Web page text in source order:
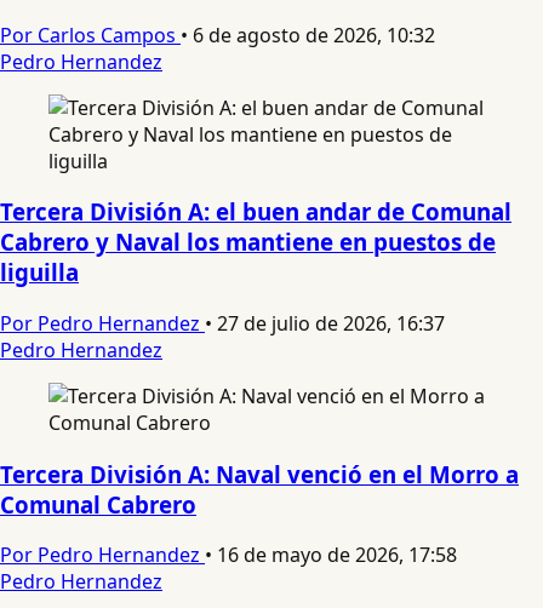
Por Carlos Campos • 6 de agosto de 2026, 10:32
Pedro Hernandez
Tercera División A: el buen andar de Comunal
Cabrero y Naval los mantiene en puestos de
liguilla
Por Pedro Hernandez • 27 de julio de 2026, 16:37
Pedro Hernandez
Tercera División A: Naval venció en el Morro a
Comunal Cabrero
Por Pedro Hernandez • 16 de mayo de 2026, 17:58
Pedro Hernandez